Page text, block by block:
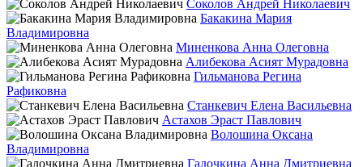
Соколов Андрей Николаевич
Бакакина Мария
Владимировна
Миненкова Анна Олеговна
Алибекова Асият Мурадовна
Гильманова Регина
Рафиковна
Станкевич Елена Васильевна
Астахов Эраст Павлович
Волошина Оксана
Владимировна
Галочкина Анна Дмитриевна